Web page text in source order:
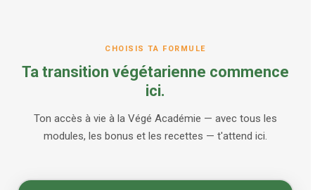
CHOISIS TA FORMULE
Ta transition végétarienne commence
ici.
Ton accès à vie à la Végé Académie — avec tous les
modules, les bonus et les recettes — t'attend ici.